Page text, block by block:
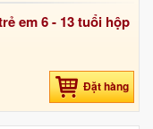
em 6 - 13 tuổi hộp
Đặt hàng